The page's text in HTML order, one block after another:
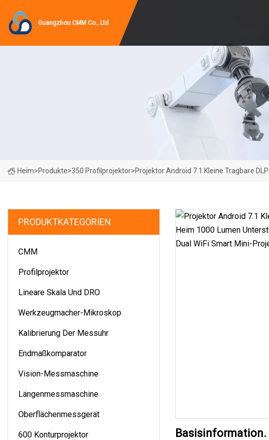
Guangzhou CMM Co., Ltd
Heim>Produkte>350 Profilprojektor>Projektor Android 7.1 Kleine Tragbare
PRODUKTKATEGORIEN
CMM
Profilprojektor
Lineare Skala Und DRO
Werkzeugmacher-Mikroskop
Kalibrierung Der Messuhr
Endmaßkomparator
Vision-Messmaschine
Längenmessmaschine
Oberflächenmessgerät
600 Konturprojektor Basisinformation.